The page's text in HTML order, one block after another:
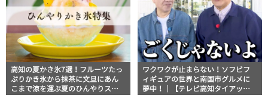
高知の夏かき氷7選！フルーツたっ
ぷりかき氷から抹茶に文旦にあん
こまで涼を運ぶ夏のひんやりスイ
ワクワクが止まらない！ソフビフ
ィギュアの世界と南国市グルメに
夢中！｜【テレビ高知タイアップ